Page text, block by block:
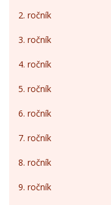
2. ročník
3. ročník
4. ročník
5. ročník
6. ročník
7. ročník
8. ročník
9. ročník